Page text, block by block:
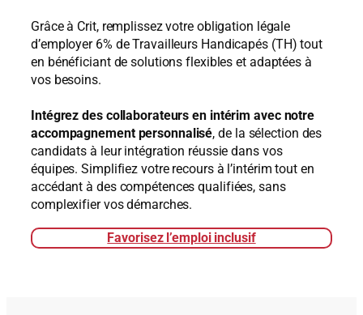
Grâce à Crit, remplissez votre obligation légale
d’employer 6% de Travailleurs Handicapés (TH) tout
en bénéficiant de solutions flexibles et adaptées à
vos besoins.
Intégrez des collaborateurs en intérim avec notre
accompagnement personnalisé, de la sélection des
candidats à leur intégration réussie dans vos
équipes. Simplifiez votre recours à l’intérim tout en
accédant à des compétences qualifiées, sans
complexifier vos démarches.
Favorisez l’emploi inclusif